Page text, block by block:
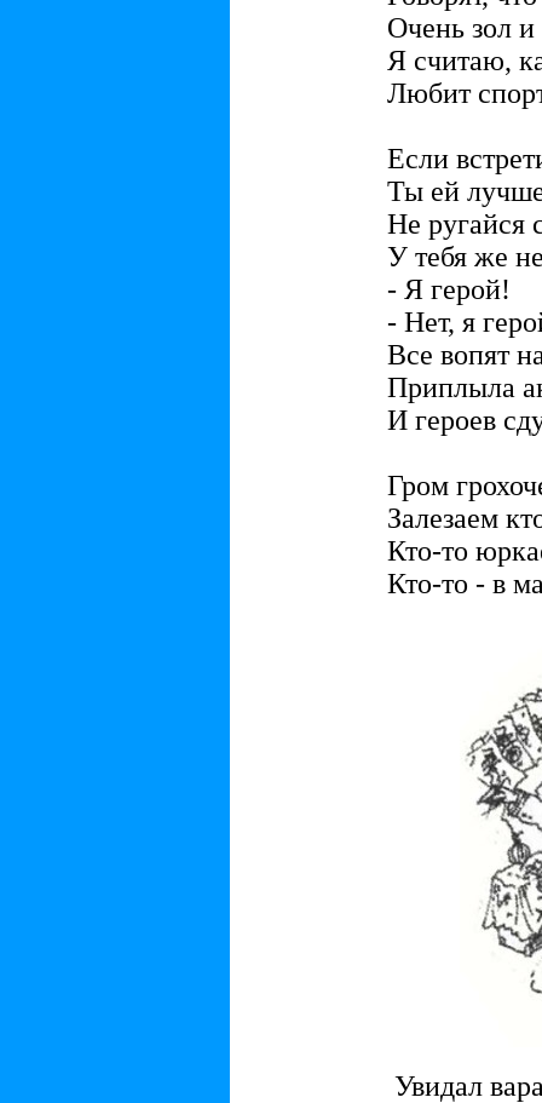
Очень зол и
Я считаю,
Любит
Если
Ты ей
Не ругайся
У тебя же
- Я герой!
- Нет, я
Все вопят
Приплыла
И героев
Гром
Залезаем
Кто-то
Кто-то - в
Увидал